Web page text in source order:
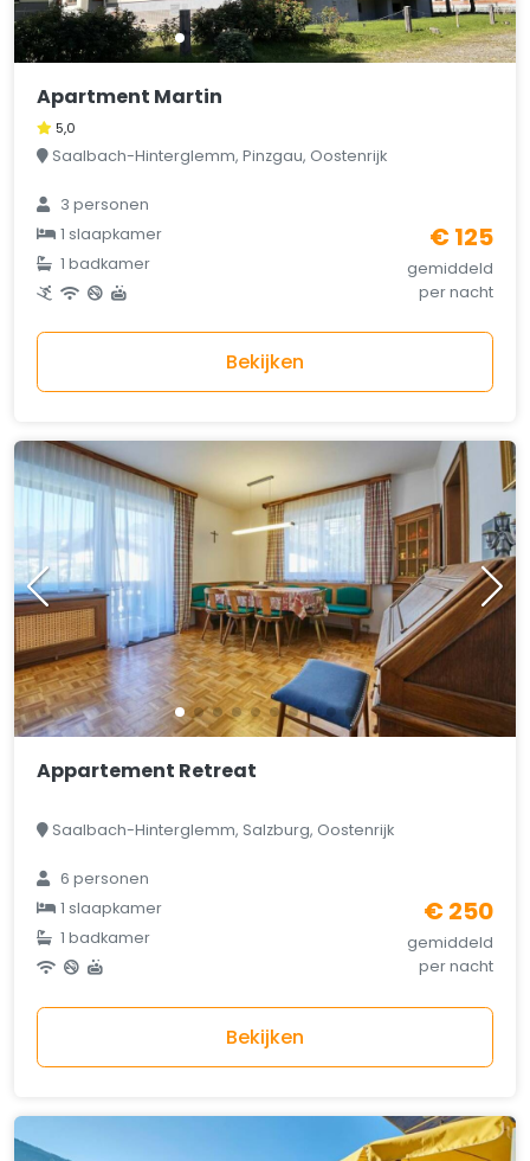
Apartment Martin
5,0
Saalbach-Hinterglemm, Pinzgau, Oostenrijk
3 personen
1 slaapkamer
1 badkamer
€ 125
gemiddeld
per nacht
Bekijken
Appartement Retreat
Saalbach-Hinterglemm, Salzburg, Oostenrijk
6 personen
1 slaapkamer
1 badkamer
€ 250
gemiddeld
per nacht
Bekijken